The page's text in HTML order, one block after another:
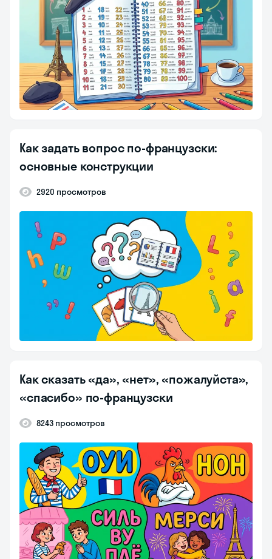
Как задать вопрос по-французски:
основные конструкции
2920 просмотров
Как сказать «да», «нет», «пожалуйста»,
«спасибо» по-французски
8243 просмотров